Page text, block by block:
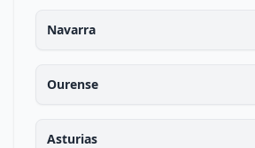
Navarra
Ourense
Asturias